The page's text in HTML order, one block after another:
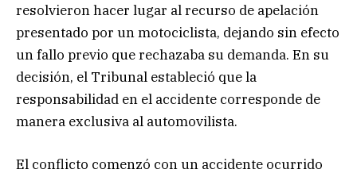
resolvieron hacer lugar al recurso de apelación
presentado por un motociclista, dejando sin efecto
un fallo previo que rechazaba su demanda. En su
decisión, el Tribunal estableció que la
responsabilidad en el accidente corresponde de
manera exclusiva al automovilista.
El conflicto comenzó con un accidente ocurrido